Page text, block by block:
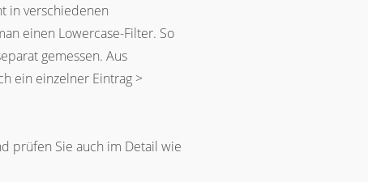
in verschiedenen
einen Lowercase-Filter. So
gemessen. Aus
ein einzelner Eintrag >
prüfen Sie auch im Detail wie